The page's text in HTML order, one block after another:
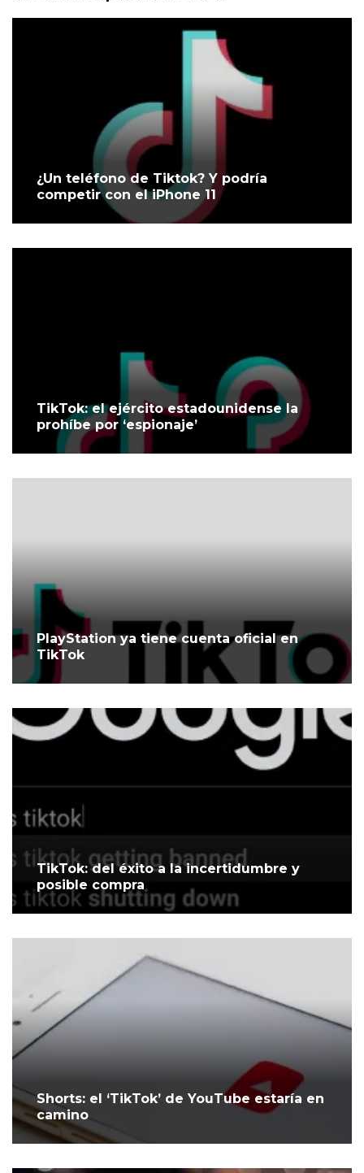
¿Un teléfono de Tiktok? Y podría
competir con el iPhone 11
TikTok: el ejército estadounidense la
prohíbe por ‘espionaje’
PlayStation ya tiene cuenta oficial en
TikTok
TikTok: del éxito a la incertidumbre y
posible compra
Shorts: el ‘TikTok’ de YouTube estaría en
camino